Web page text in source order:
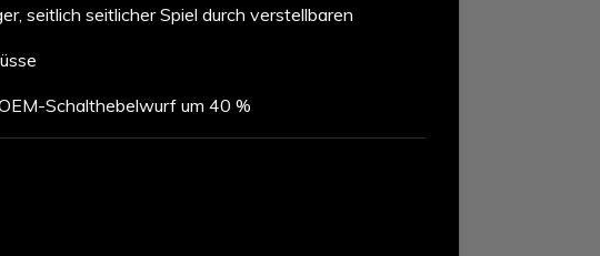
seitlich seitlicher Spiel durch verstellbaren
Schalthebelwurf um 40 %